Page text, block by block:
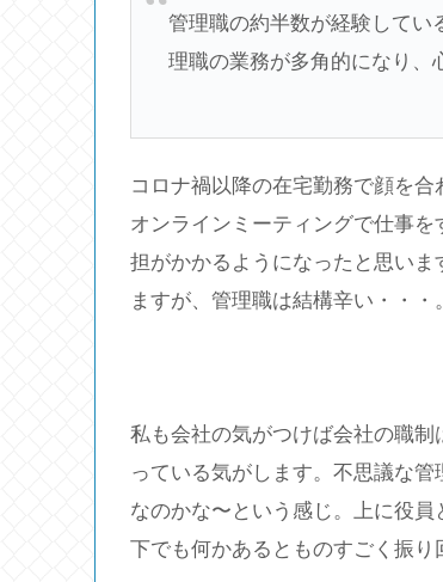
管理職の約半数が経験してい
理職の業務が多角的になり、
コロナ禍以降の在宅勤務で顔を
オンラインミーティングで仕事
担がかかるようになったと思い
ますが、管理職は結構辛い・・・。
私も会社の気がつけば会社の職
っている気がします。不思議な
なのかな〜という感じ。上に役
下でも何かあるとものすごく振り